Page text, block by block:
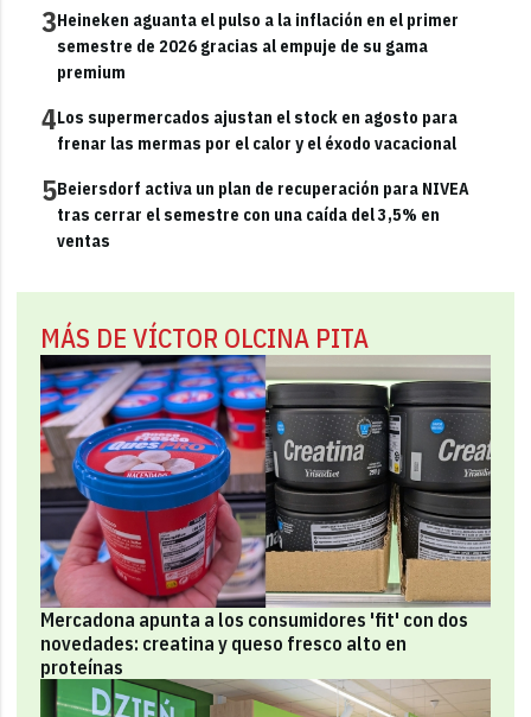
3Heineken aguanta el pulso a la inflación en el primer
semestre de 2026 gracias al empuje de su gama
premium
4Los supermercados ajustan el stock en agosto para
frenar las mermas por el calor y el éxodo vacacional
5Beiersdorf activa un plan de recuperación para NIVEA
tras cerrar el semestre con una caída del 3,5% en
ventas
MÁS DE VÍCTOR OLCINA PITA
Mercadona apunta a los consumidores 'fit' con dos
novedades: creatina y queso fresco alto en
proteínas